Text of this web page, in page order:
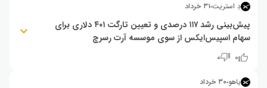
دِ استریت ۳۱ خرداد
پیش‌بینی رشد ۱۱۷ درصدی و تعیین تارگت ۴۰۱ دلاری برای
سهام اسپیس‌ایکس از سوی موسسه آرت رسرچ
وال‌استریت پس از عرضه اولیه اسپیس‌ایکس، قیمت هدف سهام این شرکت
(SPCX) را ۴۰۱ دلار تعیین کرد.
۰ ۰
یاهو ۳۰ خرداد